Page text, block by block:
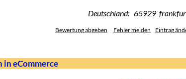
Deutschland: 65929
Bewertung abgeben Fehler melden Eintrag
eCommerce